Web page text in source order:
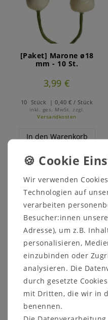
[Paket] Marone ø18
mm - 10 St.
3,99 €
10 Stück | 0,40 € / Stück
inkl. ges. MwSt.
zzgl.
Versandkosten
In den Warenkorb
Artikelpaket
[Paket] Porzellan-
Weihnachtsmann mit
Teelichthalter
9,99 €
Wir verwenden
Technologien auf
verarbeiten
Besucher:innen
Adresse), um z.B.
personalisieren,
einzubinden oder
analysieren. Die
durch gesetzte
mit Dritten, die wir in
benennen.